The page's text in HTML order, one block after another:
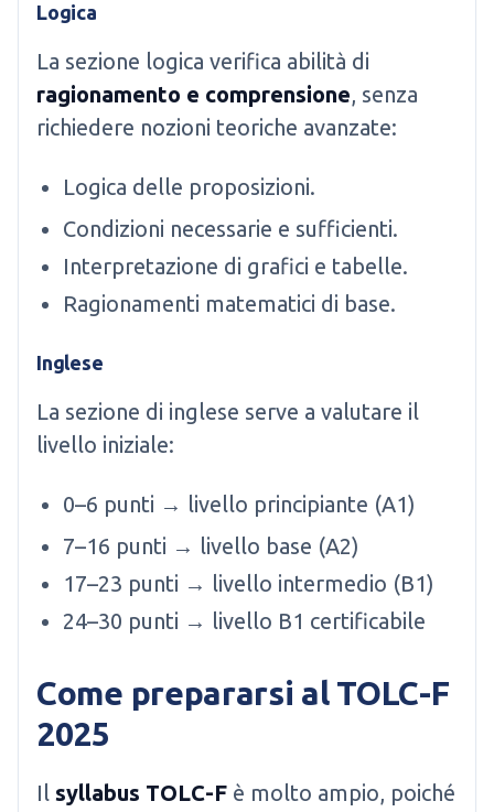
Logica
La sezione logica verifica abilità di
ragionamento e comprensione, senza
richiedere nozioni teoriche avanzate:
Logica delle proposizioni.
Condizioni necessarie e sufficienti.
Interpretazione di grafici e tabelle.
Ragionamenti matematici di base.
Inglese
La sezione di inglese serve a valutare il
livello iniziale:
0–6 punti → livello principiante (A1)
7–16 punti → livello base (A2)
17–23 punti → livello intermedio (B1)
24–30 punti → livello B1 certificabile
Come prepararsi al TOLC-F
2025
Il syllabus TOLC-F è molto ampio, poiché